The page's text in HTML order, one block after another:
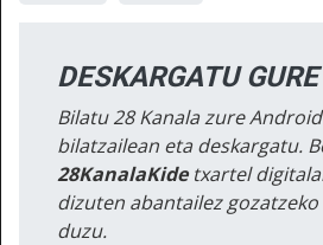
DESKARGATU
Bilatu 28 Kanala zure
bilatzailean eta deskargatu.
28KanalaKidetxartel
dizuten abantailez
duzu.